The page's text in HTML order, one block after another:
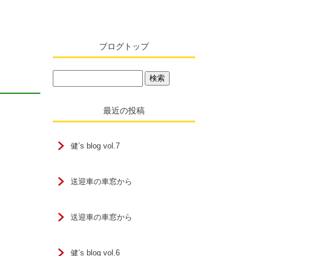
ブログトップ
最近の投稿
健’s blog vol.7
送迎車の車窓から
送迎車の車窓から
健’s blog vol.6